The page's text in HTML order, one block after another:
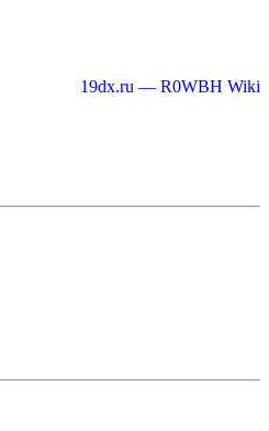
19dx.ru — R0WBH Wiki